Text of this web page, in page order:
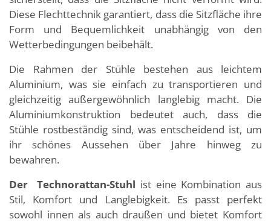
Diese Flechttechnik garantiert, dass die Sitzfläche ihre
Form und Bequemlichkeit unabhängig von den
Wetterbedingungen beibehält.
Die Rahmen der Stühle bestehen aus leichtem
Aluminium, was sie einfach zu transportieren und
gleichzeitig außergewöhnlich langlebig macht. Die
Aluminiumkonstruktion bedeutet auch, dass die
Stühle rostbeständig sind, was entscheidend ist, um
ihr schönes Aussehen über Jahre hinweg zu
bewahren.
Der Technorattan-Stuhl ist eine Kombination aus
Stil, Komfort und Langlebigkeit. Es passt perfekt
sowohl innen als auch draußen und bietet Komfort